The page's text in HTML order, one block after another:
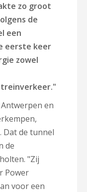
zo groot
de
een
eerste keer
zowel
en
Dat de tunnel
de
"Zij
Power
voor een